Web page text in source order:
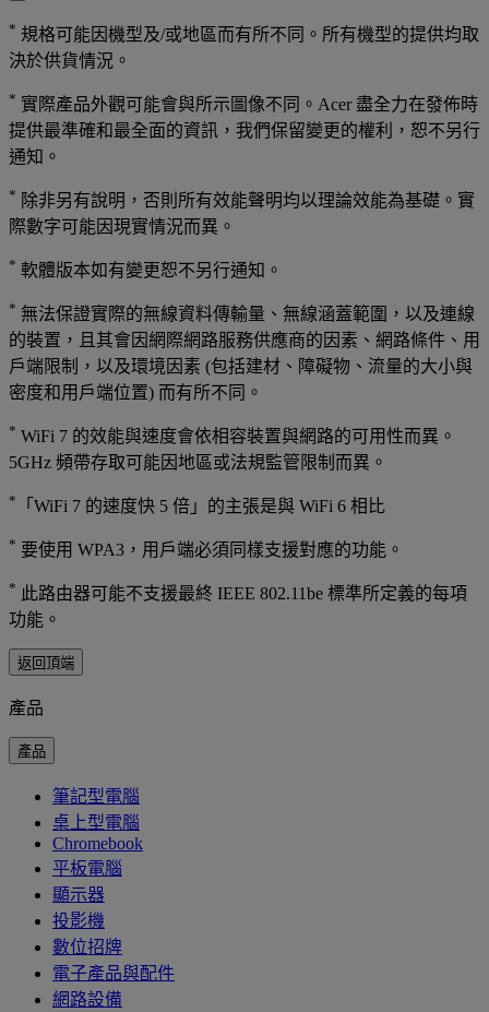
* 規格可能因機型及/或地區而有所不同。所有機型的提供均取
決於供貨情況。
* 實際產品外觀可能會與所示圖像不同。Acer 盡全力在發佈時
提供最準確和最全面的資訊，我們保留變更的權利，恕不另行
通知。
* 除非另有說明，否則所有效能聲明均以理論效能為基礎。實
際數字可能因現實情況而異。
* 軟體版本如有變更恕不另行通知。
* 無法保證實際的無線資料傳輸量、無線涵蓋範圍，以及連線
的裝置，且其會因網際網路服務供應商的因素、網路條件、用
戶端限制，以及環境因素 (包括建材、障礙物、流量的大小與
密度和用戶端位置) 而有所不同。
* WiFi 7 的效能與速度會依相容裝置與網路的可用性而異。
5GHz 頻帶存取可能因地區或法規監管限制而異。
* 「WiFi 7 的速度快 5 倍」的主張是與 WiFi 6 相比
* 要使用 WPA3，用戶端必須同樣支援對應的功能。
* 此路由器可能不支援最終 IEEE 802.11be 標準所定義的每項
功能。
返回頂端
產品
產品
筆記型電腦
桌上型電腦
Chromebook
平板電腦
顯示器
投影機
數位招牌
電子產品與配件
網路設備